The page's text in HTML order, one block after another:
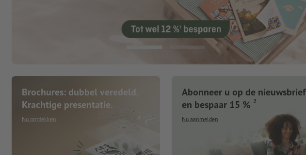
Brochures: dubbel veredeld.
Krachtige presentatie.
Nu ontdekken
Abonneer u op de nieuwsbrief
en bespaar 15 % 2
Nu aanmelden